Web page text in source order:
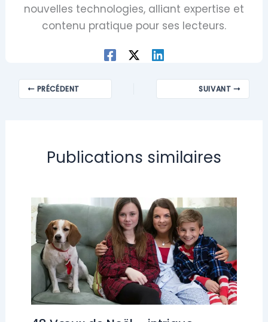
nouvelles technologies, alliant expertise et
contenu pratique pour ses lecteurs.
PRÉCÉDENT SUIVANT
Publications similaires